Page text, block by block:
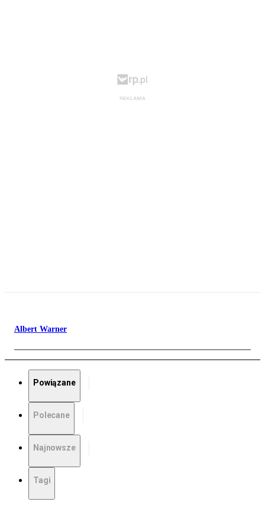
Albert Warner
Powiązane
Polecane
Najnowsze
Tagi